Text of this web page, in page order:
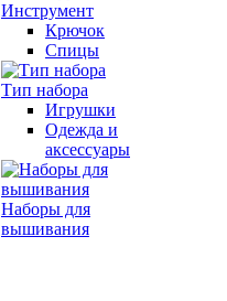
Инструмент
Крючок
Спицы
Тип набора
Игрушки
Одежда и
аксессуары
Наборы для
вышивания